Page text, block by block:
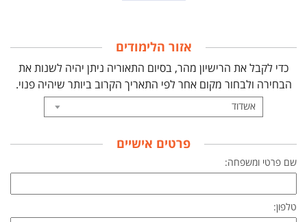
אזור הלימודים
כדי לקבל את הרישיון מהר, בסיום התאוריה ניתן יהיה לשנות את
הבחירה ולבחור מקום אחר לפי התאריך הקרוב ביותר שיהיה פנוי.
פרטים אישיים
שם פרטי ומשפחה:
טלפון: